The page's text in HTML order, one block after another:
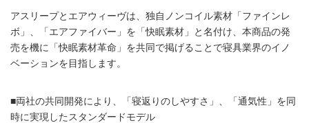
アスリープとエアウィーヴは、独自ノンコイル素材「ファインレ
ボ」、「エアファイバー」を「快眠素材」と名付け、本商品の発
売を機に「快眠素材革命」を共同で掲げることで寝具業界のイノ
ベーションを目指します。
■両社の共同開発により、「寝返りのしやすさ」、「通気性」を同
時に実現したスタンダードモデル